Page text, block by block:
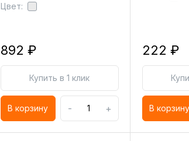
Цвет:
892 ₽
Купить в 1 клик
В корзину - +
222 ₽
В корзину